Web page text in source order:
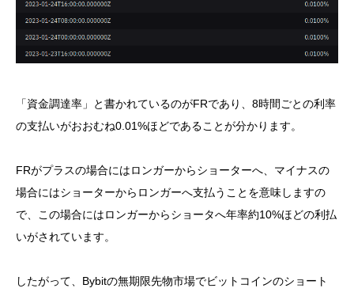
「資金調達率」と書かれているのがFRであり、8時間ごとの利率
の支払いがおおむね0.01%ほどであることが分かります。
FRがプラスの場合にはロンガーからショーターへ、マイナスの
場合にはショーターからロンガーへ支払うことを意味しますの
で、この場合にはロンガーからショータへ年率約10%ほどの利払
いがされています。
したがって、Bybitの無期限先物市場でビットコインのショート